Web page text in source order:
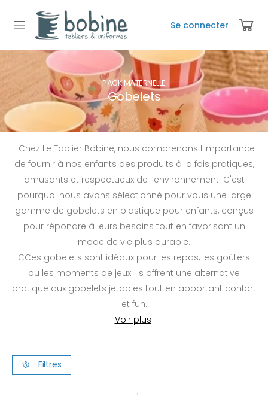
Se connecter
PACK MATERNELLE
Gobelets
Chez Le Tablier Bobine, nous comprenons l'importance
de fournir à nos enfants des produits à la fois pratiques,
amusants et respectueux de l’environnement. C'est
pourquoi nous avons sélectionné pour vous une large
gamme de gobelets en plastique pour enfants, conçus
pour répondre à leurs besoins tout en favorisant un
mode de vie plus durable.
CCes gobelets sont idéaux pour les repas, les goûters
ou les moments de jeux. Ils offrent une alternative
pratique aux gobelets jetables tout en apportant confort
et fun.
Filtres